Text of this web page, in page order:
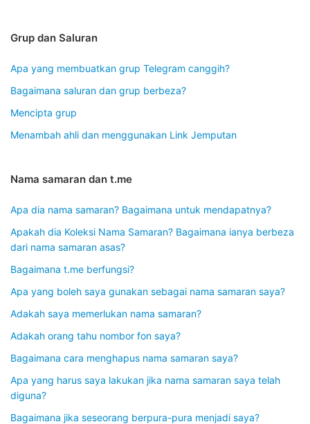
Grup dan Saluran
Apa yang membuatkan grup Telegram canggih?
Bagaimana saluran dan grup berbeza?
Mencipta grup
Menambah ahli dan menggunakan Link Jemputan
Nama samaran dan t.me
Apa dia nama samaran? Bagaimana untuk mendapatnya?
Apakah dia Koleksi Nama Samaran? Bagaimana ianya berbeza
dari nama samaran asas?
Bagaimana t.me berfungsi?
Apa yang boleh saya gunakan sebagai nama samaran saya?
Adakah saya memerlukan nama samaran?
Adakah orang tahu nombor fon saya?
Bagaimana cara menghapus nama samaran saya?
Apa yang harus saya lakukan jika nama samaran saya telah
diguna?
Bagaimana jika seseorang berpura-pura menjadi saya?